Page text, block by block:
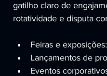
gatilho claro de
rotatividade e disputa
Feiras e
Lançamentos de
Eventos